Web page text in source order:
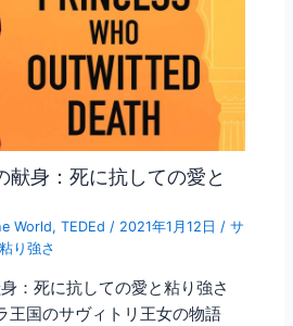
献身：死に抗しての愛と
World,TEDEd / 2021年1月12日 /サ
粘り強さ
：死に抗しての愛と粘り強さ
王国のサヴィトリ王女の物語